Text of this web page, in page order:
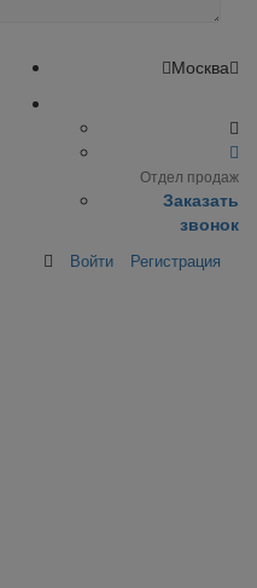
Москва
Отдел продаж
Заказать
звонок
Войти Регистрация